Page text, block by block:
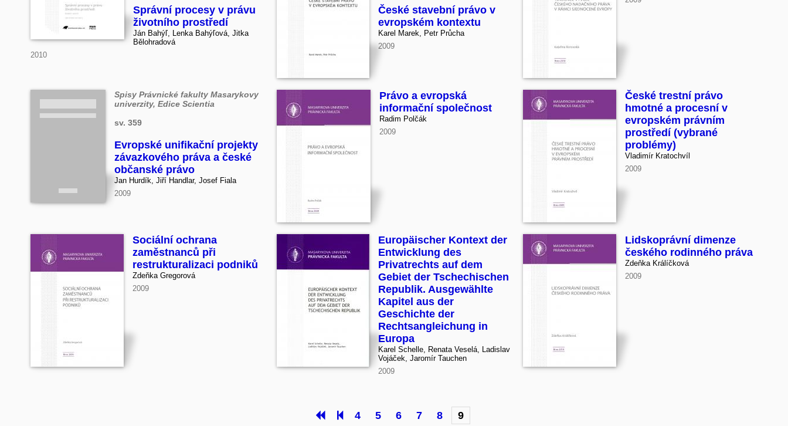
Správní procesy v právu
životního prostředí
Ján Bahýľ, Lenka Bahýľová, Jitka
Bělohradová
2010
České stavební právo v
evropském kontextu
Karel Marek, Petr Průcha
2009
Spisy Právnické fakulty Masarykovy
univerzity, Edice Scientia
sv. 359
Evropské unifikační projekty
závazkového práva a české
občanské právo
Jan Hurdík, Jiří Handlar, Josef Fiala
2009
Právo a evropská
informační společnost
Radim Polčák
2009
České trestní právo
hmotné a procesní v
evropském právním
prostředí (vybrané
problémy)
Vladimír Kratochvíl
2009
Sociální ochrana
zaměstnanců při
restrukturalizaci podniků
Zdeňka Gregorová
2009
Europäischer Kontext der
Entwicklung des
Privatrechts auf dem
Gebiet der Tschechischen
Republik. Ausgewählte
Kapitel aus der
Geschichte der
Rechtsangleichung in
Europa
Karel Schelle, Renata Veselá, Ladislav
Vojáček, Jaromír Tauchen
2009
Lidskoprávní dimenze
českého rodinného práva
Zdeňka Králíčková
2009
4 5 6 7 8 9